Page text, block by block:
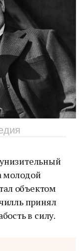
молодой
объектом
принял
в силу.